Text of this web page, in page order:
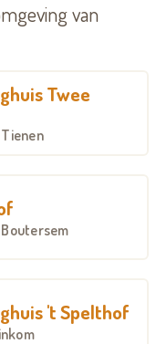
van
Twee
't Spelthof